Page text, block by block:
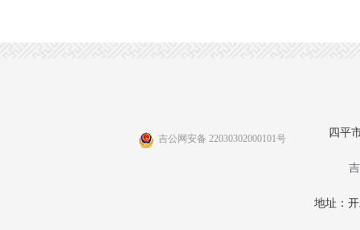
吉公网安备 22030302000101号 四平
地址：